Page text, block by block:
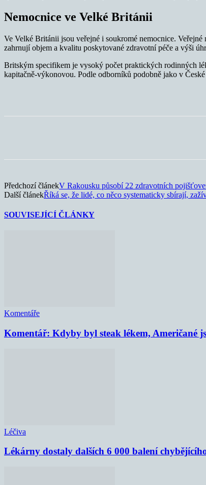
Nemocnice ve Velké Británii
Ve Velké Británii jsou veřejné i soukromé nemocnice.
zahrnují objem a kvalitu poskytované zdravotní péče a výši
Britským specifikem je vysoký počet praktických rodinných
kapitačně-výkonovou. Podle odborníků podobně jako v
Předchozí článekV Rakousku působí 22 zdravotních
Další článekŘíká se, že lidé, co něco systematicky sbírají,
SOUVISEJÍCÍ ČLÁNKY
Komentáře
Komentář: Kdyby byl steak lékem, Američané
Léčiva
Lékárny dostaly dalších 6 000 balení